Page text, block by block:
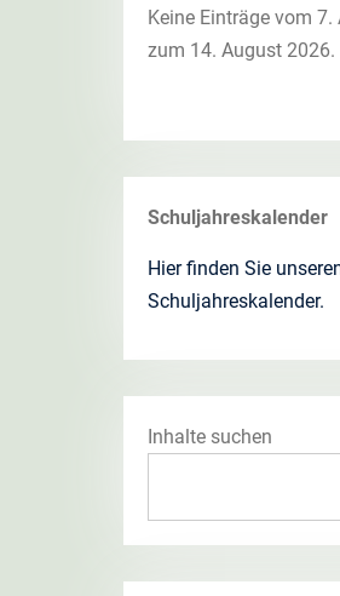
Keine Einträge vom
zum 14. August 2026.
Schuljahreskalender
Hier finden Sie
Schuljahreskalender.
Inhalte suchen